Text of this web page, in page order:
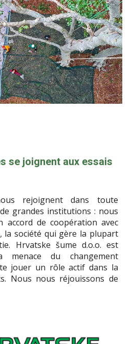
se joignent aux essais
rejoignent dans toute
grandes institutions : nous
accord de coopération avec
la société qui gère la plupart
Hrvatske šume d.o.o. est
menace du changement
jouer un rôle actif dans la
Nous nous réjouissons de